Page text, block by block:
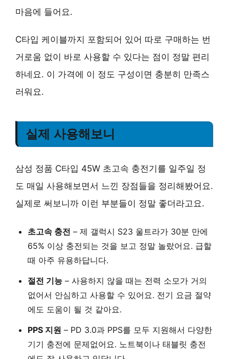
마음에 들어요.
C타입 케이블까지 포함되어 있어 따로 구매하는 번
거로움 없이 바로 사용할 수 있다는 점이 정말 편리
하네요. 이 가격에 이 정도 구성이면 충분히 만족스
러워요.
실제 사용해보니
삼성 정품 C타입 45W 초고속 충전기를 일주일 정
도 매일 사용해보면서 느낀 장점들을 정리해봤어요.
실제로 써보니까 이런 부분들이 정말 좋더라고요.
초고속 충전 – 제 갤럭시 S23 울트라가 30분 만에
65% 이상 충전되는 것을 보고 정말 놀랐어요. 급할
때 아주 유용하답니다.
절전 기능 – 사용하지 않을 때는 전력 소모가 거의
없어서 안심하고 사용할 수 있어요. 전기 요금 절약
에도 도움이 될 것 같아요.
PPS 지원 – PD 3.0과 PPS를 모두 지원해서 다양한
기기 충전에 문제없어요. 노트북이나 태블릿 충전